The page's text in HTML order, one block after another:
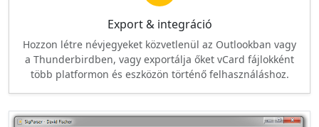
Export & integráció
Hozzon létre névjegyeket közvetlenül az Outlookban vagy
a Thunderbirdben, vagy exportálja őket vCard fájlokként
több platformon és eszközön történő felhasználáshoz.